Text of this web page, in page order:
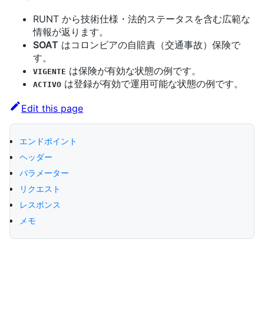
RUNT から技術仕様・法的ステータスを含む広範な
情報が返ります。
SOAT はコロンビアの自賠責（交通事故）保険で
す。
VIGENTE は保険が有効な状態の例です。
ACTIVO は登録が有効で運用可能な状態の例です。
Edit this page
エンドポイント
ヘッダー
パラメーター
リクエスト
レスポンス
メモ